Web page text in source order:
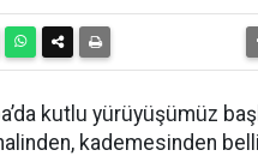
kutlu yürüyüşümüz
kademesinden